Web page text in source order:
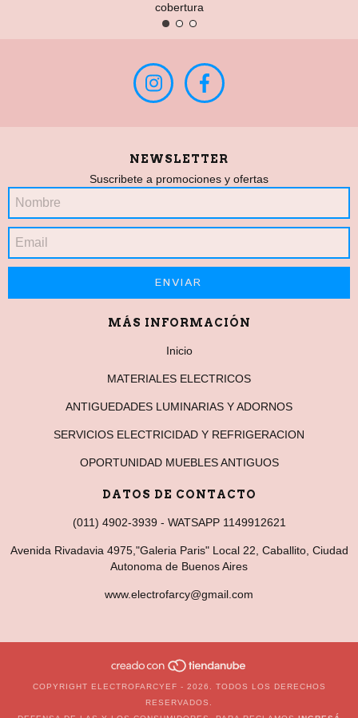
cobertura
NEWSLETTER
Suscribete a promociones y ofertas
MÁS INFORMACIÓN
Inicio
MATERIALES ELECTRICOS
ANTIGUEDADES LUMINARIAS Y ADORNOS
SERVICIOS ELECTRICIDAD Y REFRIGERACION
OPORTUNIDAD MUEBLES ANTIGUOS
DATOS DE CONTACTO
(011) 4902-3939 - WATSAPP 1149912621
Avenida Rivadavia 4975,"Galeria Paris" Local 22, Caballito, Ciudad
Autonoma de Buenos Aires
www.electrofarcy@gmail.com
COPYRIGHT ELECTROFARCYEF - 2026. TODOS LOS DERECHOS
RESERVADOS.